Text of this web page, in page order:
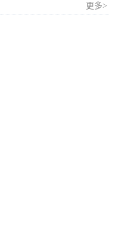
更多>